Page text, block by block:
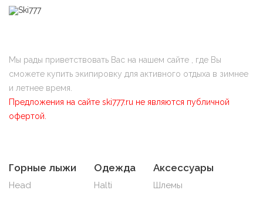
Мы рады приветствовать Вас на нашем сайте , где Вы
сможете купить экипировку для активного отдыха в зимнее
и летнее время.
Предложения на сайте ski777.ru не являются публичной
офертой.
Горные лыжи
Head
Одежда
Halti
Аксессуары
Шлемы